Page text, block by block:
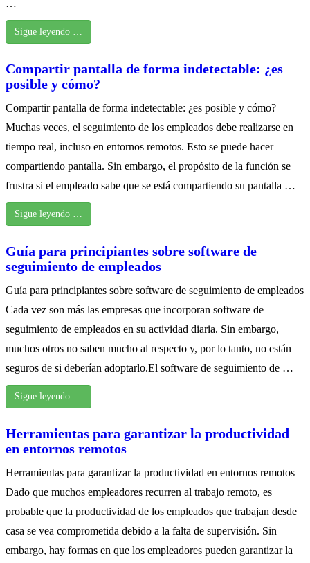
…
Sigue leyendo …
Compartir pantalla de forma indetectable: ¿es
posible y cómo?
Compartir pantalla de forma indetectable: ¿es posible y cómo?
Muchas veces, el seguimiento de los empleados debe realizarse en
tiempo real, incluso en entornos remotos. Esto se puede hacer
compartiendo pantalla. Sin embargo, el propósito de la función se
frustra si el empleado sabe que se está compartiendo su pantalla …
Sigue leyendo …
Guía para principiantes sobre software de
seguimiento de empleados
Guía para principiantes sobre software de seguimiento de empleados
Cada vez son más las empresas que incorporan software de
seguimiento de empleados en su actividad diaria. Sin embargo,
muchos otros no saben mucho al respecto y, por lo tanto, no están
seguros de si deberían adoptarlo.El software de seguimiento de …
Sigue leyendo …
Herramientas para garantizar la productividad
en entornos remotos
Herramientas para garantizar la productividad en entornos remotos
Dado que muchos empleadores recurren al trabajo remoto, es
probable que la productividad de los empleados que trabajan desde
casa se vea comprometida debido a la falta de supervisión. Sin
embargo, hay formas en que los empleadores pueden garantizar la